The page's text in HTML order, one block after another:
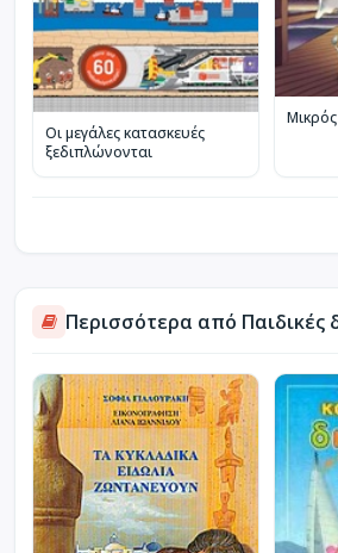
Οι μεγάλες κατασκευές
ξεδιπλώνονται
Περισσότερα από Παιδικές